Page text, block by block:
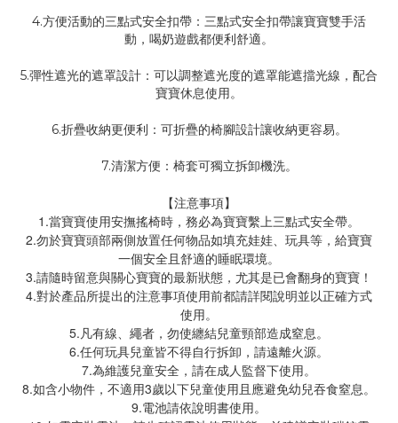
4.方便活動的三點式安全扣帶：三點式安全扣帶讓寶寶雙手活
動，喝奶遊戲都便利舒適。
5.彈性遮光的遮罩設計：可以調整遮光度的遮罩能遮擋光線，配合
寶寶休息使用。
6.折疊收納更便利：可折疊的椅腳設計讓收納更容易。
7.清潔方便：椅套可獨立拆卸機洗。
【注意事項】
1.當寶寶使用安撫搖椅時，務必為寶寶繫上三點式安全帶。
2.勿於寶寶頭部兩側放置任何物品如填充娃娃、玩具等，給寶寶
一個安全且舒適的睡眠環境。
3.請隨時留意與關心寶寶的最新狀態，尤其是已會翻身的寶寶！
4.對於產品所提出的注意事項使用前都請詳閱說明並以正確方式
使用。
5.凡有線、繩者，勿使纏結兒童頸部造成窒息。
6.任何玩具兒童皆不得自行拆卸，請遠離火源。
7.為維護兒童安全，請在成人監督下使用。
8.如含小物件，不適用3歲以下兒童使用且應避免幼兒吞食窒息。
9.電池請依說明書使用。